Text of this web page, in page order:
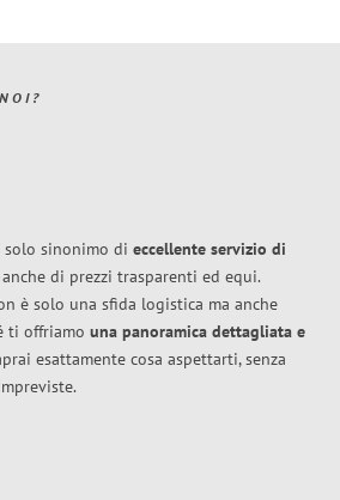
solo sinonimo di eccellente servizio di
anche di prezzi trasparenti ed equi.
è solo una sfida logistica ma anche
ti offriamo una panoramica dettagliata e
esattamente cosa aspettarti, senza